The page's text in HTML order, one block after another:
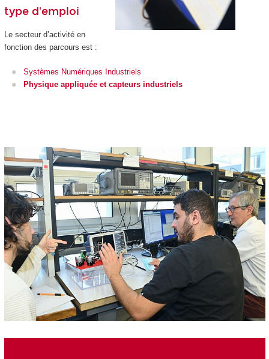
type d'emploi
Le secteur d’activité en
fonction des parcours est :
Systèmes Numériques Industriels
Physique appliquée et capteurs industriels